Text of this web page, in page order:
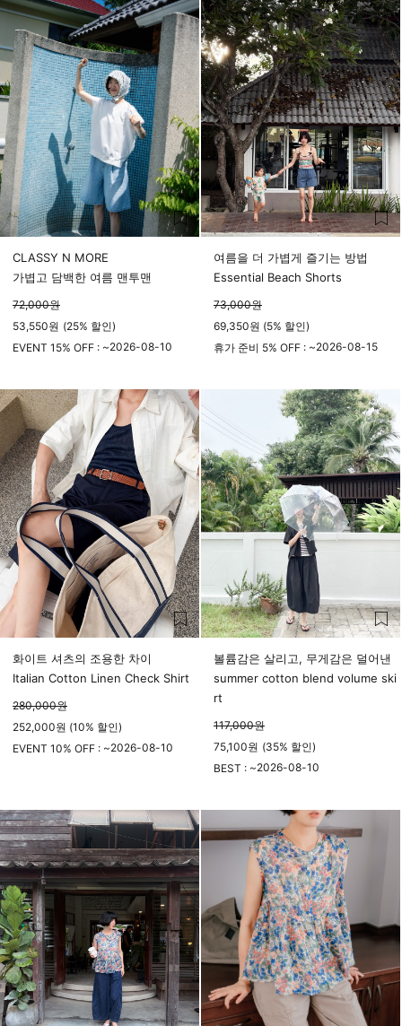
CLASSY N MORE
가볍고 담백한 여름 맨투맨
72,000원
53,550원 (25% 할인)
EVENT 15% OFF : ~2026-08-10
여름을 더 가볍게 즐기는 방법
Essential Beach Shorts
73,000원
69,350원 (5% 할인)
휴가 준비 5% OFF : ~2026-08-15
화이트 셔츠의 조용한 차이
Italian Cotton Linen Check Shirt
280,000원
252,000원 (10% 할인)
EVENT 10% OFF : ~2026-08-10
볼륨감은 살리고, 무게감은 덜어낸
summer cotton blend volume ski
rt
117,000원
75,100원 (35% 할인)
BEST : ~2026-08-10